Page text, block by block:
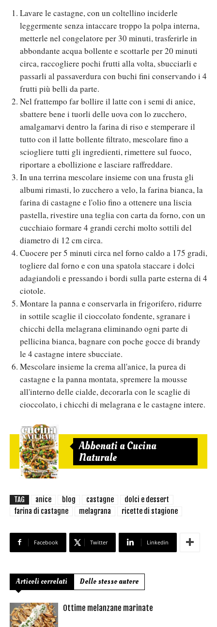
Lavare le castagne, con un coltellino inciderle
leggermente senza intaccare troppo la polpa interna,
metterle nel congelatore per 30 minuti, trasferirle in
abbondante acqua bollente e scottarle per 20 minuti
circa, raccogliere pochi frutti alla volta, sbucciarli e
passarli al passaverdura con buchi fini conservando i 4
frutti più belli da parte.
Nel frattempo far bollire il latte con i semi di anice,
sbattere bene i tuorli delle uova con lo zucchero,
amalgamarvi dentro la farina di riso e stemperare il
tutto con il latte bollente filtrato, mescolare fino a
sciogliere tutti gli ingredienti, rimettere sul fuoco,
riportare a ebollizione e lasciare raffreddare.
In una terrina mescolare insieme con una frusta gli
albumi rimasti, lo zucchero a velo, la farina bianca, la
farina di castagne e l'olio fino a ottenere una liscia
pastella, rivestire una teglia con carta da forno, con un
cucchiaio formare 4 grandi cerchi molto sottili del
diametro di 12 cm circa.
Cuocere per 5 minuti circa nel forno caldo a 175 gradi,
togliere dal forno e con una spatola staccare i dolci
adagiandoli e pressando i bordi sulla parte esterna di 4
ciotole.
Montare la panna e conservarla in frigorifero, ridurre
in sottile scaglie il cioccolato fondente, sgranare i
chicchi della melagrana eliminando ogni parte di
pellicina bianca, bagnare con poche gocce di brandy
le 4 castagne intere sbucciate.
Mescolare insieme la crema all'anice, la purea di
castagne e la panna montata, spremere la mousse
all'interno delle cialde, decorarla con le scaglie di
cioccolato, i chicchi di melagrana e le castagne intere.
Abbonati a Cucina
Naturale
TAG anice blog castagne
dolci e dessert
farina di castagne
melagrana ricette di stagione
Facebook Twitter Linkedin
Articoli correlati Dello stesso autore
Ottime melanzane marinate